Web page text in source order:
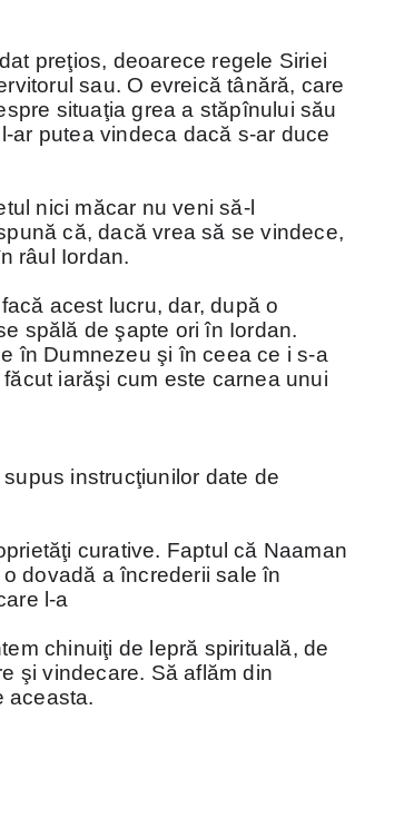
preţios, deoarece regele Siriei
sau. O evreică tânără, care
situaţia grea a stăpînului său
ar putea vindeca dacă s-ar duce
nici măcar nu veni să-l
că, dacă vrea să se vindece,
râul Iordan.
acest lucru, dar, după o
spălă de şapte ori în Iordan.
în Dumnezeu şi în ceea ce i s-a
iarăşi cum este carnea unui
instrucţiunilor date de
curative. Faptul că Naaman
dovadă a încrederii sale în
l-a
chinuiţi de lepră spirituală, de
şi vindecare. Să aflăm din
aceasta.